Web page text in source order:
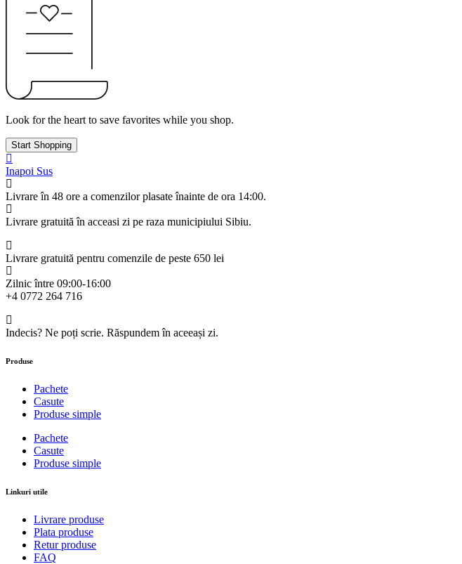
Look for the heart to save favorites while you shop.
Start Shopping
Inapoi Sus
Livrare în 48 ore a comenzilor plasate înainte de ora 14:00.
Livrare gratuită în acceasi zi pe raza municipiului Sibiu.
Livrare gratuită pentru comenzile de peste 650 lei
Zilnic între 09:00-16:00
+4 0772 264 716
Indecis? Ne poți scrie. Răspundem în aceeași zi.
Produse
Pachete
Casute
Produse simple
Pachete
Casute
Produse simple
Linkuri utile
Livrare produse
Plata produse
Retur produse
FAQ